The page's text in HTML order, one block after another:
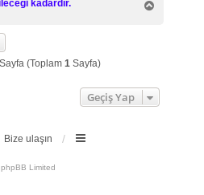
kadardır.
(Toplam 1Sayfa)
Geçiş Yap
Bize ulaşın
Limited